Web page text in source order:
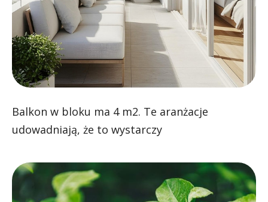
Balkon w bloku ma 4 m2. Te aranżacje
udowadniają, że to wystarczy